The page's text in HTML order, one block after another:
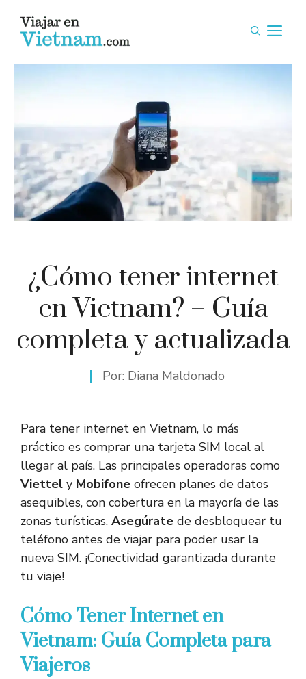
contenido
¿Cómo tener internet
en Vietnam? – Guía
completa y actualizada
Por: Diana Maldonado
Para tener internet en Vietnam, lo más
práctico es comprar una tarjeta SIM local al
llegar al país. Las principales operadoras como
Viettel y Mobifone ofrecen planes de datos
asequibles, con cobertura en la mayoría de las
zonas turísticas. Asegúrate de desbloquear tu
teléfono antes de viajar para poder usar la
nueva SIM. ¡Conectividad garantizada durante
tu viaje!
Cómo Tener Internet en
Vietnam: Guía Completa para
Viajeros